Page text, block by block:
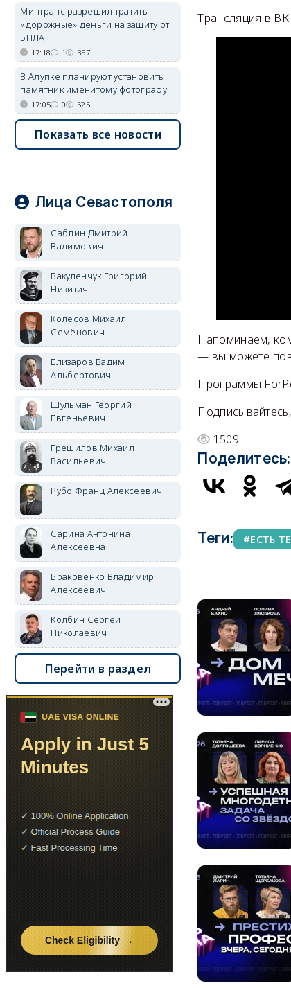
Трансляция в ВК
Напоминаем,
— вы можете
Программы
1509
Поделитесь:
Теги: ЕСТЬ
Минтранс разрешил тратить
«дорожные» деньги на защиту от
БПЛА
17:18 1 357
В Алупке планируют установить
памятник именитому фотографу
17:05 0 525
Показать все новости
Лица Севастополя
Саблин Дмитрий
Вадимович
Вакуленчук Григорий
Никитич
Колесов Михаил
Семёнович
Елизаров Вадим
Альбертович
Шульман Георгий
Евгеньевич
Грешилов Михаил
Васильевич
Рубо Франц Алексеевич
Сарина Антонина
Алексеевна
Браковенко Владимир
Алексеевич
Колбин Сергей
Николаевич
Перейти в раздел